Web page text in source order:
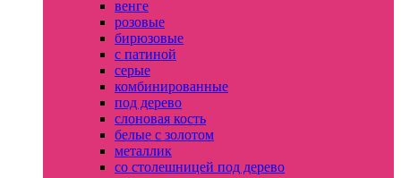
венге
розовые
бирюзовые
с патиной
серые
комбинированные
под дерево
слоновая кость
белые с золотом
металлик
со столешницей под дерево